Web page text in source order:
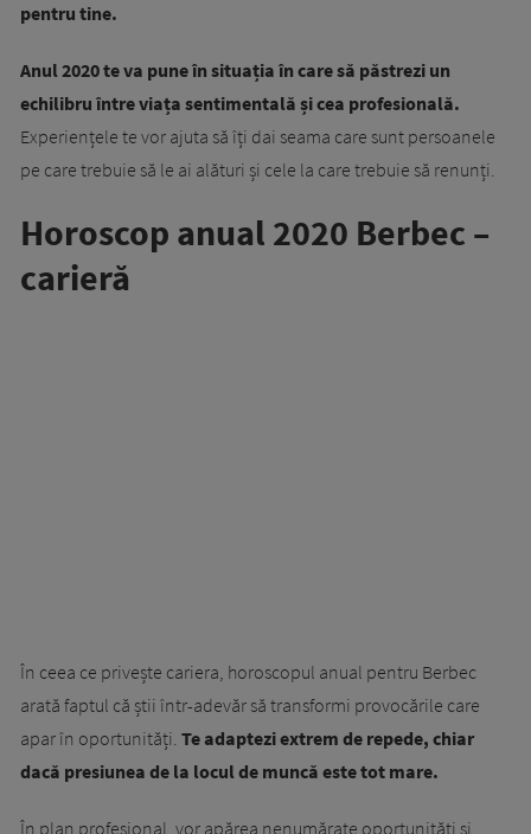
pentru tine.
Anul 2020 te va pune în situația în care să păstrezi un
echilibru între viața sentimentală și cea profesională.
Experiențele te vor ajuta să îți dai seama care sunt persoanele
pe care trebuie să le ai alături și cele la care trebuie să renunți.
Horoscop anual 2020 Berbec –
carieră
În ceea ce privește cariera, horoscopul anual pentru Berbec
arată faptul că știi într-adevăr să transformi provocările care
apar în oportunități. Te adaptezi extrem de repede, chiar
dacă presiunea de la locul de muncă este tot mare.
În plan profesional, vor apărea nenumărate oportunități și